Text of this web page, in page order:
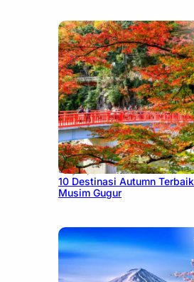
July 9, 2026
10 Destinasi Autumn
Musim Gugur